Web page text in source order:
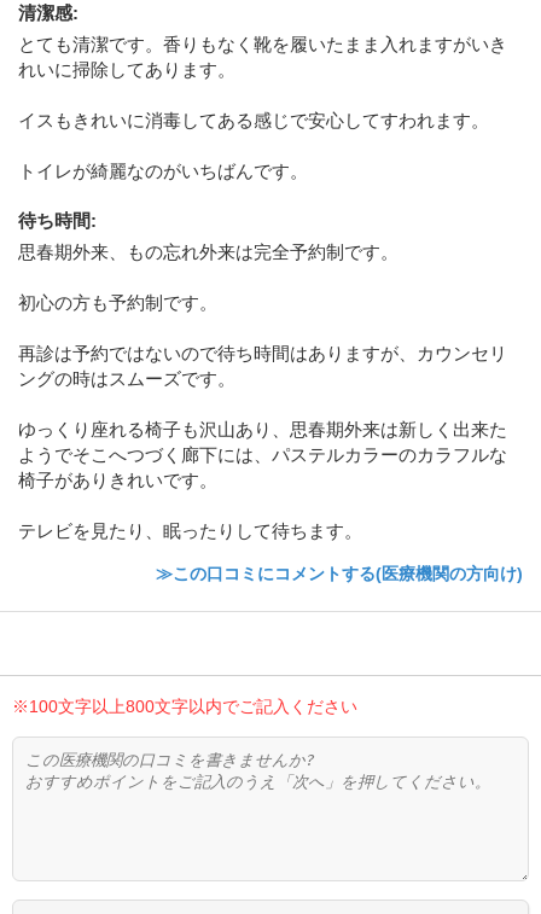
清潔感:
とても清潔です。香りもなく靴を履いたまま入れますがいき
れいに掃除してあります。
イスもきれいに消毒してある感じで安心してすわれます。
トイレが綺麗なのがいちばんです。
待ち時間:
思春期外来、もの忘れ外来は完全予約制です。
初心の方も予約制です。
再診は予約ではないので待ち時間はありますが、カウンセリ
ングの時はスムーズです。
ゆっくり座れる椅子も沢山あり、思春期外来は新しく出来た
ようでそこへつづく廊下には、パステルカラーのカラフルな
椅子がありきれいです。
テレビを見たり、眠ったりして待ちます。
≫この口コミにコメントする(医療機関の方向け)
※100文字以上800文字以内でご記入ください